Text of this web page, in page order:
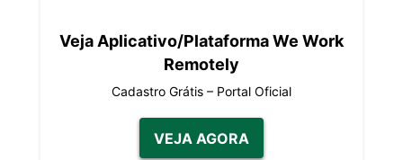
Veja Aplicativo/Plataforma We Work
Remotely
Cadastro Grátis – Portal Oficial
VEJA AGORA